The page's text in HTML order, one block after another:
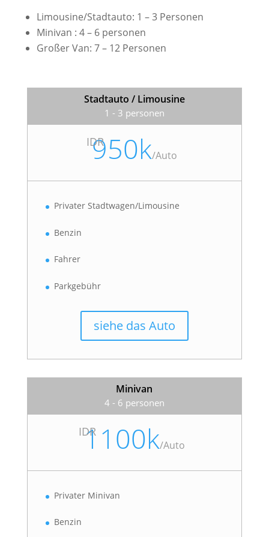
Limousine/Stadtauto: 1 – 3 Personen
Minivan : 4 – 6 personen
Großer Van: 7 – 12 Personen
Stadtauto / Limousine
1 - 3 personen
IDR
950k/Auto
Privater Stadtwagen/Limousine
Benzin
Fahrer
Parkgebühr
siehe das Auto
Minivan
4 - 6 personen
IDR
1100k/Auto
Privater Minivan
Benzin